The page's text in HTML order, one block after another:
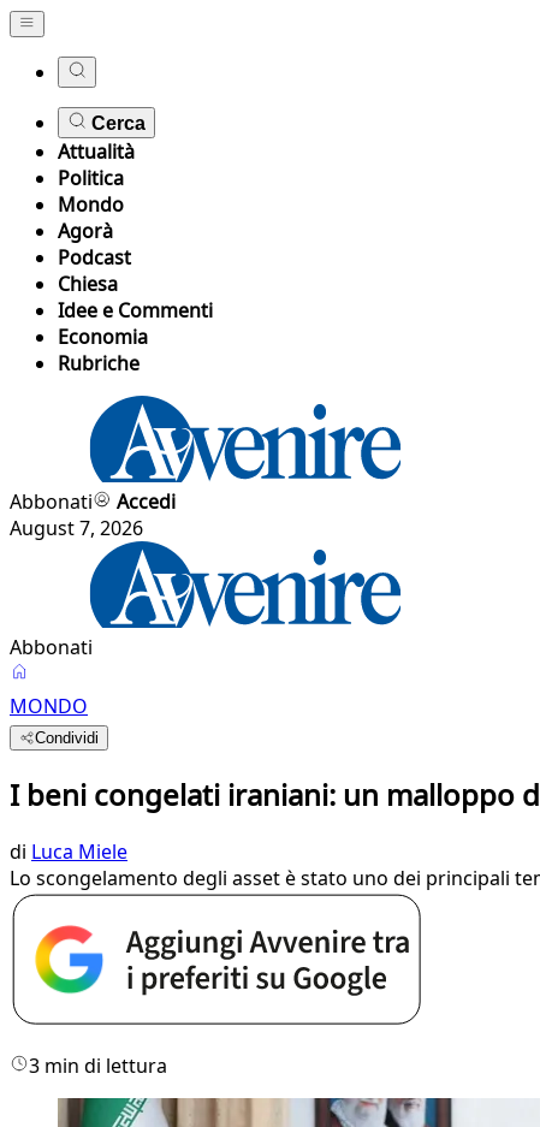
Cerca
Attualità
Politica
Mondo
Agorà
Podcast
Chiesa
Idee e Commenti
Economia
Rubriche
Abbonati
Accedi
August 7, 2026
Abbonati
MONDO
Condividi
I beni congelati iraniani: un malloppo
di Luca Miele
Lo scongelamento degli asset è stato uno dei principali
3 min di lettura